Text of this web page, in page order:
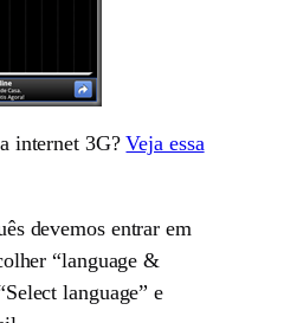
internet 3G?Veja essa
devemos entrar em
“language &
language” e